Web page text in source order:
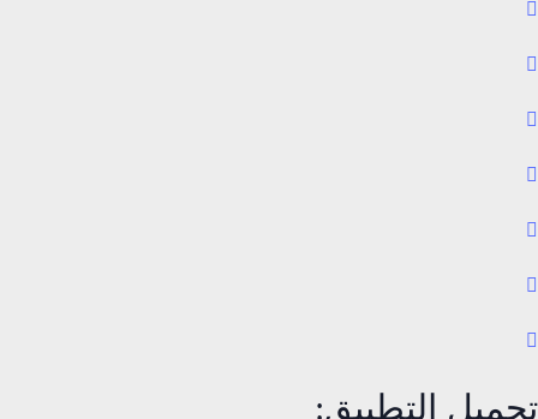
تحميل التطبيق: